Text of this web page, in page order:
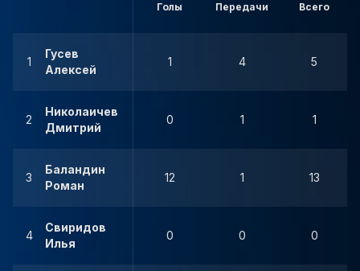
Голы Передачи Всего
1
Гусев
Алексей
1 4 5
2
Николаичев
Дмитрий
0 1 1
3
Баландин
Роман
12 1 13
4
Свиридов
Илья
0 0 0